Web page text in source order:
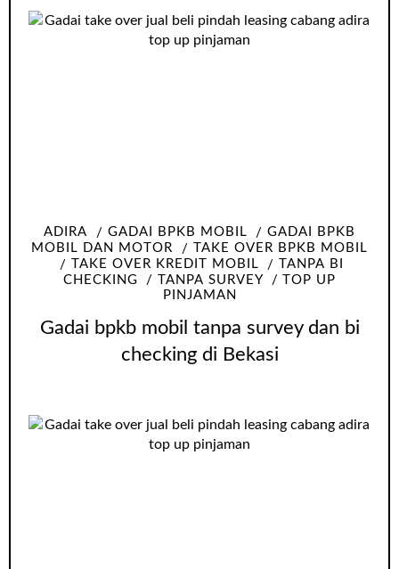
ADIRA GADAI BPKB MOBIL
GADAI BPKB
MOBIL DAN MOTOR
TAKE OVER BPKB MOBIL
TAKE OVER KREDIT MOBIL
TANPA BI
CHECKING
TANPA SURVEY
TOP UP
PINJAMAN
Gadai bpkb mobil tanpa survey dan bi
checking di Bekasi